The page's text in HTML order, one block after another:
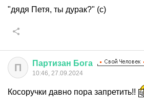
"дядя Петя, ты дурак?" (с)
П Партизан Бога
10:46, 27.09.2024
Косоручки давно пора запретить!!